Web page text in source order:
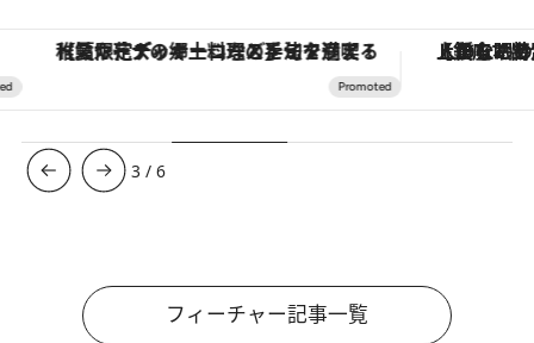
【夏限定ディナーコース】旬を迎える稚鮎や花ズッキーニなどをイタリア・トスカーナの郷土料理の手法で満喫！ 【銀座で出合う最旬美容】美髪ケアや上質
3 /6
フィーチャー記事一覧